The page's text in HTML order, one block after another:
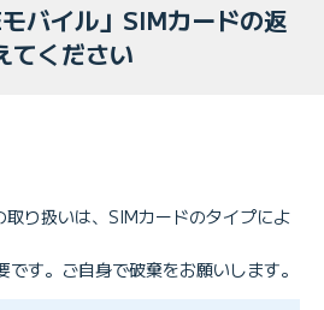
バイル」SIMカードの返
てください
り扱いは、SIMカードのタイプによ
す。ご自身で破棄をお願いします。